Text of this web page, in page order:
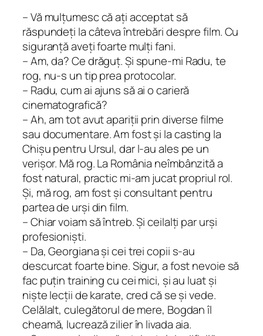
– Vă mulțumesc că ați acceptat să
răspundeți la câteva întrebări despre film. Cu
siguranță aveți foarte mulți fani.
– Am, da? Ce drăguț. Și spune-mi Radu, te
rog, nu-s un tip prea protocolar.
– Radu, cum ai ajuns să ai o carieră
cinematografică?
– Ah, am tot avut apariții prin diverse filme
sau documentare. Am fost și la casting la
Chișu pentru Ursul, dar l-au ales pe un
verișor. Mă rog. La România neîmbânzită a
fost natural, practic mi-am jucat propriul rol.
Și, mă rog, am fost și consultant pentru
partea de urși din film.
– Chiar voiam să întreb. Și ceilalți par urși
profesioniști.
– Da, Georgiana și cei trei copii s-au
descurcat foarte bine. Sigur, a fost nevoie să
fac puțin training cu cei mici, și au luat și
niște lecții de karate, cred că se și vede.
Celălalt, culegătorul de mere, Bogdan îl
cheamă, lucrează zilier în livada aia.